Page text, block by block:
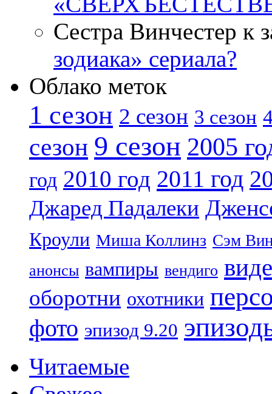
Сестра Винчестер к
зодиака» сериала?
Облако меток
1 сезон 2 сезон 3 сезон
сезон 9 сезон 2005
год 2010 год 2011 год
Джаред Падалеки
Кроули Миша Коллинз Сэм
анонсы вампиры вендиго
оборотни охотники
фото эпизод 9.20
Читаемые